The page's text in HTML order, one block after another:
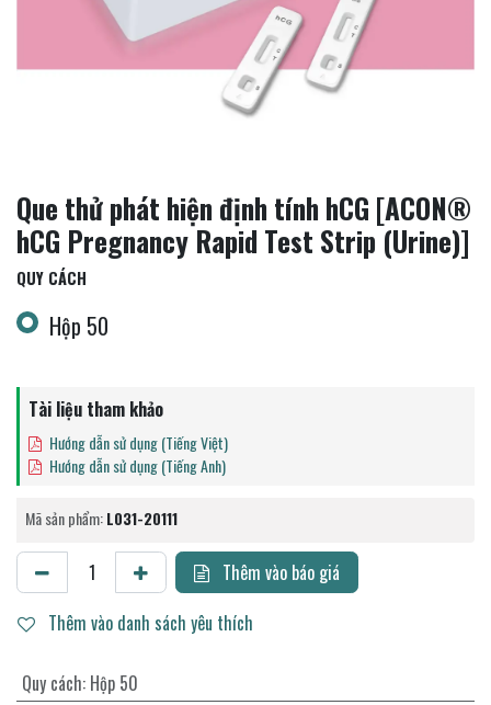
Que thử phát hiện định tính hCG [ACON®
hCG Pregnancy Rapid Test Strip (Urine)]
QUY CÁCH
Hộp 50
Tài liệu tham khảo
Hướng dẫn sử dụng (Tiếng Việt)
Hướng dẫn sử dụng (Tiếng Anh)
Mã sản phẩm:L031-20111
Thêm vào báo giá
Thêm vào danh sách yêu thích
Quy cách: Hộp 50